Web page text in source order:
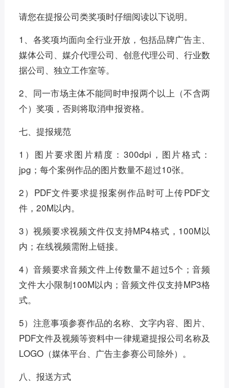
请您在提报公司类奖项时仔细阅读以下说明。
1、各奖项均面向全行业开放，包括品牌广告主、
媒体公司、媒介代理公司、创意代理公司、行业数
据公司、独立工作室等。
2、同一市场主体不能同时申报两个以上（不含两
个）奖项，否则将取消申报资格。
七、提报规范
1）图片要求图片精度：300dpi，图片格式：
jpg；每个案例作品的图片数量不超过10张。
2）PDF文件要求提报案例作品时可上传PDF文
件，20M以内。
3）视频要求视频文件仅支持MP4格式，100M以
内；在线视频需附上链接。
4）音频要求音频文件上传数量不超过5个；音频
文件大小限制100M以内；音频文件仅支持MP3格
式。
5）注意事项参赛作品的名称、文字内容、图片、
PDF文件及视频等资料中一律规避提报公司名称及
LOGO（媒体平台、广告主参赛公司除外）。
八、报送方式